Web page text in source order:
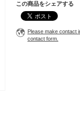
この商品をシェアする
Please make contact
contact form.